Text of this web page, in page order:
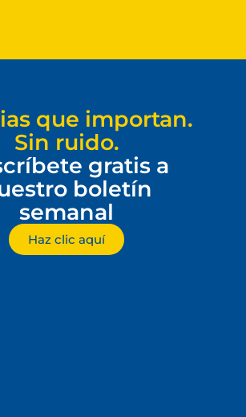
que importan.
Sin ruido.
gratis a
boletín
semanal
Haz clic aquí